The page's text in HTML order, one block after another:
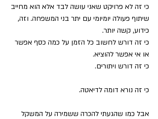
כי זה לא פרויקט שאני עושה לבד אלא הוא מחייב
שיתוף פעולה יומיומי עם יתר בני המשפחה. וזה,
כידוע, קשה יותר.
כי זה דורש לחשוב כל הזמן על כמה כסף אפשר
או אי אפשר להוציא.
כי זה דורש ויתורים.
כי זה נורא דומה לדיאטה.
אבל כמו שהגעתי להכרה ששמירה על המשקל